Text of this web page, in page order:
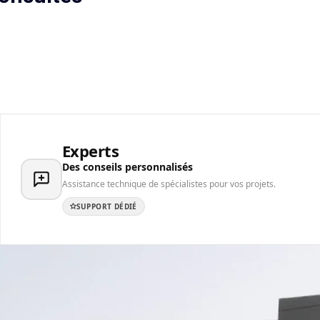
Experts
Des conseils personnalisés
Assistance technique de spécialistes pour vos projets.
SUPPORT DÉDIÉ